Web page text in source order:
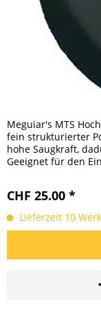
Meguiar's MTS
fein strukturierter
hohe Saugkraft,
Geeignet für den
CHF 25.00 *
Lieferzeit 10